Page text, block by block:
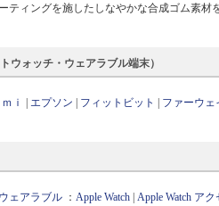
ティングを施したしなやかな合成ゴム素材
ウォッチ・ウェアラブル端末）
ｉ エプソン フィットビット ファーウェ
ェアラブル ：Apple Watch |Apple Watch アク